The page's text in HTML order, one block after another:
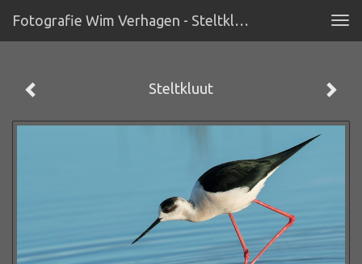
Fotografie Wim Verhagen - Steltkluut
Steltkluut